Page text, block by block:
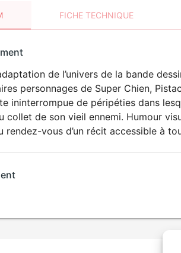
FICHE TECHNIQUE
de l’univers de la bande
personnages de Super Chien,
ininterrompue de péripéties dans
collet de son vieil ennemi. Humour
rendez-vous d’un récit accessible à